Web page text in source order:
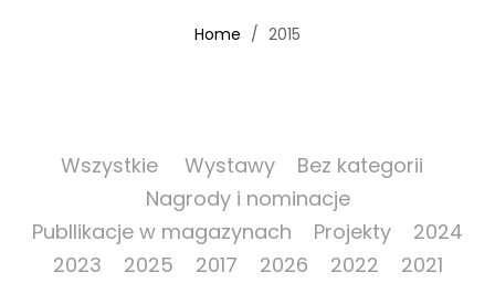
Home 2015
Wszystkie Wystawy
Bez kategorii
Nagrody i nominacje
Publlikacje w magazynach
Projekty
2024
2023
2025 2017 2026 2022
2021